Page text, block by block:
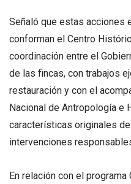
Señaló que estas acciones
conforman el Centro
coordinación entre el
de las fincas, con trabajos
restauración y con el
Nacional de Antropología e
características originales
intervenciones
En relación con el